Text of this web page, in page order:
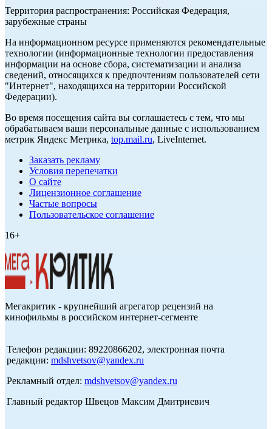
Территория распространения: Российская Федерация,
зарубежные страны
На информационном ресурсе применяются рекомендательные
технологии (информационные технологии предоставления
информации на основе сбора, систематизации и анализа
сведений, относящихся к предпочтениям пользователей сети
"Интернет", находящихся на территории Российской
Федерации).
Во время посещения сайта вы соглашаетесь с тем, что мы
обрабатываем ваши персональные данные с использованием
метрик Яндекс Метрика, top.mail.ru, LiveInternet.
Заказать рекламу
Условия перепечатки
О сайте
Лицензионное соглашение
Частые вопросы
Пользовательское соглашение
16+
Мегакритик - крупнейший агрегатор рецензий на
кинофильмы в российском интернет-сегменте
Телефон редакции: 89220866202, электронная почта
редакции: mdshvetsov@yandex.ru
Рекламный отдел: mdshvetsov@yandex.ru
Главный редактор Швецов Максим Дмитриевич